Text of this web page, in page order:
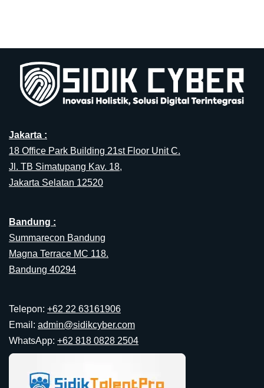
Jakarta :
18 Office Park Building 21st Floor Unit C.
Jl. TB Simatupang Kav. 18,
Jakarta Selatan 12520
Bandung :
Summarecon Bandung
Magna Terrace MC 118.
Bandung 40294
Telepon: +62 22 63161906
Email: admin@sidikcyber.com
WhatsApp: +62 818 0828 2504